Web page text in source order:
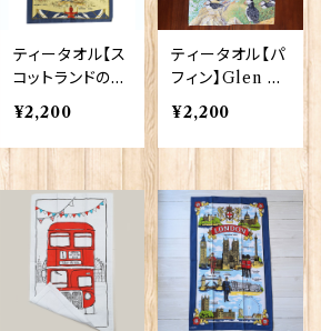
ティータオル【ス
コットランドのお
城】Glen Appi
n of Scotland
50001-V(TT0
¥2,200
ティータオル【パ
フィン】Glen A
ppin of Scotla
nd 50001-U(T
T0928)
¥2,200